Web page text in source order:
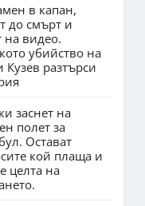
в капан,
до смърт и
на видео.
убийство на
Кузев разтърси
заснет на
полет за
Остават
кой плаща и
целта на